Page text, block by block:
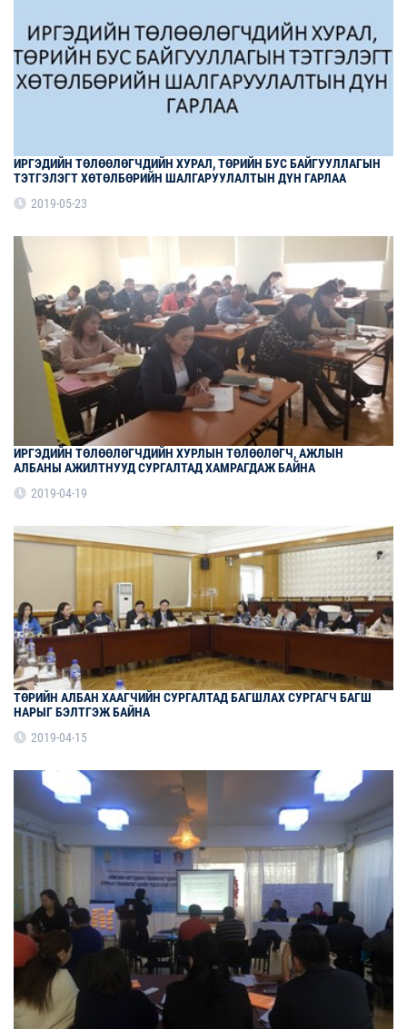
ИРГЭДИЙН ТӨЛӨӨЛӨГЧДИЙН ХУРАЛ, ТӨРИЙН БУС БАЙГУУЛЛАГЫН
ТЭТГЭЛЭГТ ХӨТӨЛБӨРИЙН ШАЛГАРУУЛАЛТЫН ДҮН ГАРЛАА
2019-05-23
ИРГЭДИЙН ТӨЛӨӨЛӨГЧДИЙН ХУРЛЫН ТӨЛӨӨЛӨГЧ, АЖЛЫН
АЛБАНЫ АЖИЛТНУУД СУРГАЛТАД ХАМРАГДАЖ БАЙНА
2019-04-19
ТӨРИЙН АЛБАН ХААГЧИЙН СУРГАЛТАД БАГШЛАХ СУРГАГЧ БАГШ
НАРЫГ БЭЛТГЭЖ БАЙНА
2019-04-15